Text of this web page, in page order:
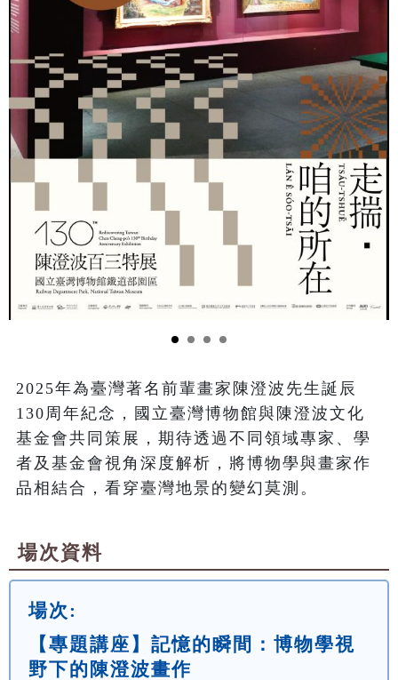
2025年為臺灣著名前輩畫家陳澄波先生誕辰
130周年紀念，國立臺灣博物館與陳澄波文化
基金會共同策展，期待透過不同領域專家、學
者及基金會視角深度解析，將博物學與畫家作
品相結合，看穿臺灣地景的變幻莫測。
場次資料
場次:
【專題講座】記憶的瞬間：博物學視
野下的陳澄波畫作